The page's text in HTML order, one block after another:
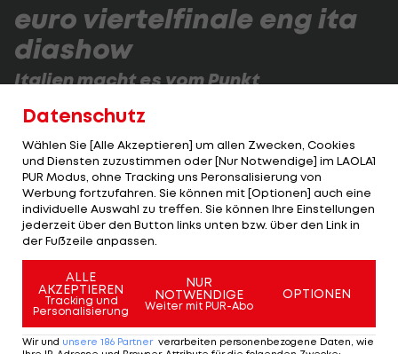
euro viertelfinale eng ita
diashow
Italien macht es vom Punkt
Italien steht im EM-Halbfinale!
1 VON 34
KOMMENTARE
Datenschutz
Wählen Sie [Alle Akzeptieren] um allen Zwecken, Cookies
und Diensten zuzustimmen oder [Nur Notwendige] im LAOLA1
PUR Modus, ohne Tracking uns Peronsalisierung von
Werbung fortzufahren. Sie können mit [Optionen] auch eine
individuelle Auswahl zu treffen. Sie können Ihre Einstellungen
jederzeit über den Button links unten bzw. über den Link in
der Fußzeile anpassen.
ALLE
AKZEPTIEREN
Tracking und
Personalisierung
NUR
NOTWENDIGE
Weiter mit PUR-Abo
OPTIONEN
Wir und unsere 186 Partner verarbeiten personenbezogene Daten, wie